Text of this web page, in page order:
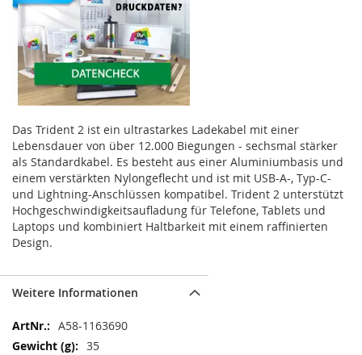
Das Trident 2 ist ein ultrastarkes Ladekabel mit einer
Lebensdauer von über 12.000 Biegungen - sechsmal stärker
als Standardkabel. Es besteht aus einer Aluminiumbasis und
einem verstärkten Nylongeflecht und ist mit USB-A-, Typ-C-
und Lightning-Anschlüssen kompatibel. Trident 2 unterstützt
Hochgeschwindigkeitsaufladung für Telefone, Tablets und
Laptops und kombiniert Haltbarkeit mit einem raffinierten
Design.
Weitere Informationen
Weitere
Informationen
A58-1163690
35